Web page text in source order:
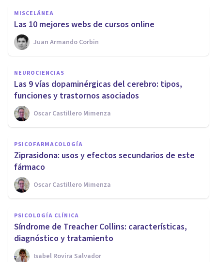
MISCELÁNEA
Las 10 mejores webs de cursos online
Juan Armando Corbin
NEUROCIENCIAS
Las 9 vías dopaminérgicas del cerebro: tipos,
funciones y trastornos asociados
Oscar Castillero Mimenza
PSICOFARMACOLOGÍA
Ziprasidona: usos y efectos secundarios de este
fármaco
Oscar Castillero Mimenza
PSICOLOGÍA CLÍNICA
Síndrome de Treacher Collins: características,
diagnóstico y tratamiento
Isabel Rovira Salvador